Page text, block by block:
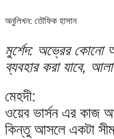
অনুলিখন: তৌফিক হাসান
মুর্শেদ: অভ্রের কোনো
ব্যবহার করা যাবে,
মেহদী:
ওয়েব ভার্সন এর কাজ
কিন্তু আসলে একটা